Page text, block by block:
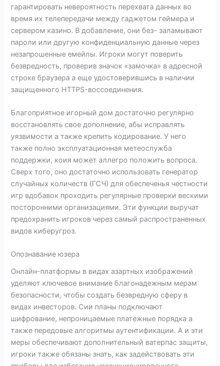
гарантировать невероятность перехвата данных во
время их телепередачи между гаджетом геймера и
сервером казино. В добавление, они без- заламывают
пароли или другую конфиденциальную данные через
незапрошенные емейлы. Игроки могут поверить
безвредность, проверив значок «замочка» в адресной
строке браузера а еще удостоверившись в наличии
защищенного HTTPS-воссоединения.
Благоприятное игорный дом достаточно регулярно
восстановлять свое дополнение, абы исправлять
уязвимости а также крепить кодирование. У него
также полно эксплуатационная метеослужба
поддержки, коия может аллегро положить вопроса.
Сверх того, оно достаточно использовать генератор
случайных количеств (ГСЧ) для обеспеченья честности
игр вдобавок проходить регулярные проверки вескими
посторонними организациями. Эти функции выручат
предохранить игроков через самый распространенных
видов киберугроз.
Опознавание юзера
Онлайн-платформы в видах азартных изображений
уделяют ключевое внимание благонадежным мерам
безопасности, чтобы создать безвредную сферу в
видах инвесторов. Сии планы подключают
шифрование, непроницаемые платежные порядка а
также передовые алгоритмы аутентификации. А и эти
меры обеспечивают дополнительный ватерпас защиты,
игроки также обязаны знать, как задействовать эти